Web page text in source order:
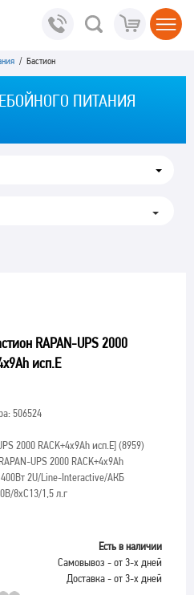
/ Бастион
ПИТАНИЯ
RAPAN-UPS 2000
исп.E
506524
2000 RACK+4x9Ah исп.E](8959)
UPS 2000 RACK+4x9Ah
2U/Line-Interactive/АКБ
8хС13/1,5 л.г
Есть в наличии
Самовывоз - от 3-х дней
Доставка - от 3-х дней